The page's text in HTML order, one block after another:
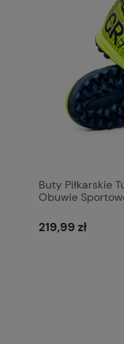
Buty Piłkarskie
Obuwie
219,99 zł